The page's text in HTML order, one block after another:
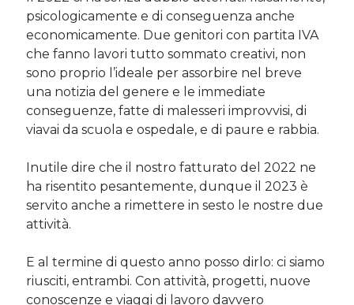
psicologicamente e di conseguenza anche
economicamente. Due genitori con partita IVA
che fanno lavori tutto sommato creativi, non
sono proprio l’ideale per assorbire nel breve
una notizia del genere e le immediate
conseguenze, fatte di malesseri improvvisi, di
viavai da scuola e ospedale, e di paure e rabbia.
Inutile dire che il nostro fatturato del 2022 ne
ha risentito pesantemente, dunque il 2023 è
servito anche a rimettere in sesto le nostre due
attività.
E al termine di questo anno posso dirlo: ci siamo
riusciti, entrambi. Con attività, progetti, nuove
conoscenze e viaggi di lavoro davvero